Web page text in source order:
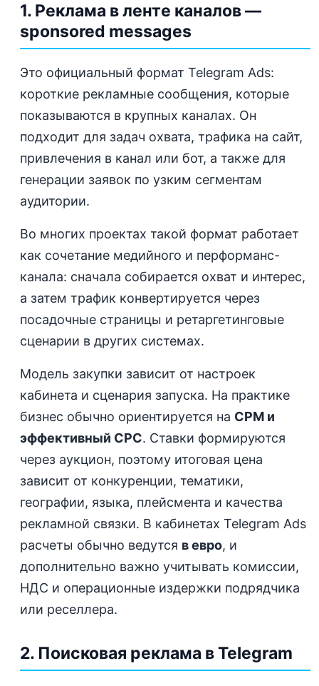
1. Реклама в ленте каналов —
sponsored messages
Это официальный формат Telegram Ads:
короткие рекламные сообщения, которые
показываются в крупных каналах. Он
подходит для задач охвата, трафика на сайт,
привлечения в канал или бот, а также для
генерации заявок по узким сегментам
аудитории.
Во многих проектах такой формат работает
как сочетание медийного и перформанс-
канала: сначала собирается охват и интерес,
а затем трафик конвертируется через
посадочные страницы и ретаргетинговые
сценарии в других системах.
Модель закупки зависит от настроек
кабинета и сценария запуска. На практике
бизнес обычно ориентируется на CPM и
эффективный CPC. Ставки формируются
через аукцион, поэтому итоговая цена
зависит от конкуренции, тематики,
географии, языка, плейсмента и качества
рекламной связки. В кабинетах Telegram Ads
расчеты обычно ведутся в евро, и
дополнительно важно учитывать комиссии,
НДС и операционные издержки подрядчика
или реселлера.
2. Поисковая реклама в Telegram